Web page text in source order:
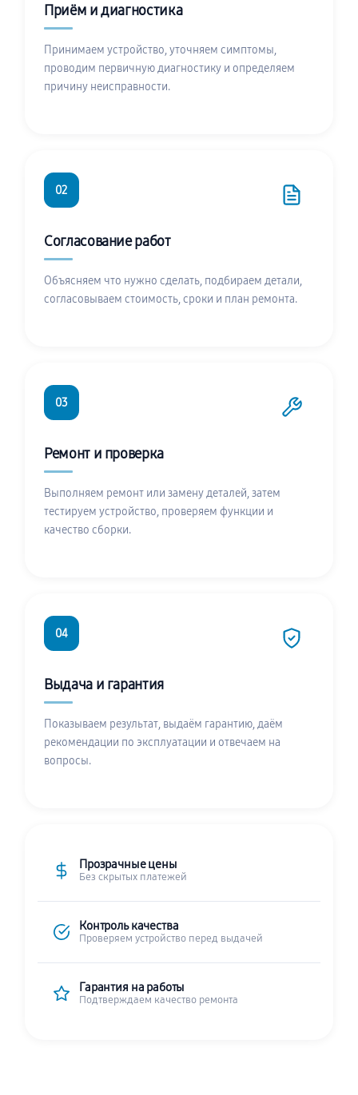
Приём и диагностика
Принимаем устройство, уточняем симптомы,
проводим первичную диагностику и определяем
причину неисправности.
02
Согласование работ
Объясняем что нужно сделать, подбираем детали,
согласовываем стоимость, сроки и план ремонта.
03
Ремонт и проверка
Выполняем ремонт или замену деталей, затем
тестируем устройство, проверяем функции и
качество сборки.
04
Выдача и гарантия
Показываем результат, выдаём гарантию, даём
рекомендации по эксплуатации и отвечаем на
вопросы.
Прозрачные цены
Без скрытых платежей
Контроль качества
Проверяем устройство перед выдачей
Гарантия на работы
Подтверждаем качество ремонта